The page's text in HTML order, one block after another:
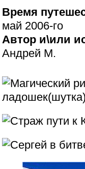
Время
май 2006-го
Автор и\или
Андрей М.